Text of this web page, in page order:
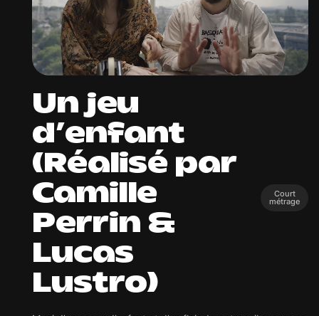
Un jeu
d’enfant
(Réalisé par
Camille
Perrin &
Lucas
Lustro)
Court
métrage